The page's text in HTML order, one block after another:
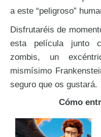
a este “peligroso”
Disfrutaréis de
esta película junto
zombis, un
mismísimo
seguro que os gustará.
Cómo